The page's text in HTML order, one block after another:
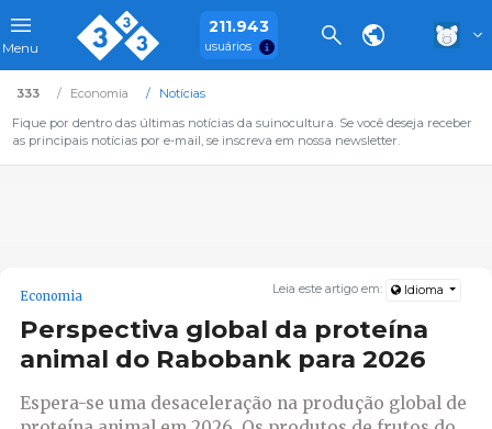
Menu
211.943
usuários
333 Economia
Notícias
Fique por dentro das últimas notícias da suinocultura. Se você deseja receber
as principais notícias por e-mail, se inscreva em nossa newsletter.
Leia este artigo em: Idioma
Economia
Perspectiva global da proteína
animal do Rabobank para 2026
Espera-se uma desaceleração na produção global de